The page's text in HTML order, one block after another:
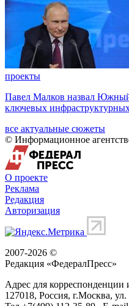
проекты
Павел Малков назвал
ключевых
все актуальные сюжеты
© Информационное
О проекте
Реклама
Редакция
Авторизация
2007-2026 ©
Редакция «ФедералПресс»
Адрес для корреспонденции
127018, Россия, г.Москва, ул.